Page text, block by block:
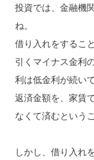
投資では、金融機
ね。
借り入れをするこ
引くマイナス金利
利は低金利が続い
返済金額を、家賃
なくて済むという
しかし、借り入れ